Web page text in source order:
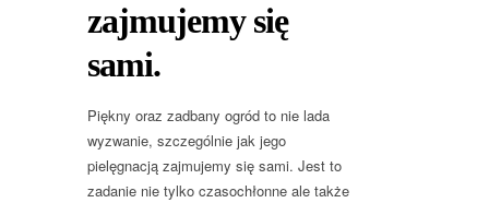
zajmujemy się
sami.
Piękny oraz zadbany ogród to nie lada
wyzwanie, szczególnie jak jego
pielęgnacją zajmujemy się sami. Jest to
zadanie nie tylko czasochłonne ale także